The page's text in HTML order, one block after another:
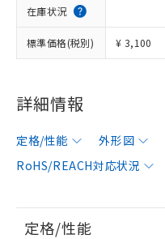
在庫状況
標準価格(税別) ¥ 3,100
詳細情報
定格/性能 外形図
RoHS/REACH対応状況
定格/性能